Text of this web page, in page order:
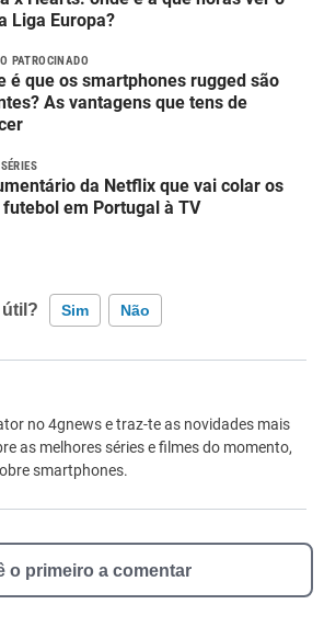
Liga Europa?
PATROCINADO
é que os smartphones rugged são
As vantagens que tens de
da Netflix que vai colar os
em Portugal à TV
Sim Não
informação incorreta
tem a informação que procuro
no 4gnews e traz-te as novidades mais
as melhores séries e filmes do momento,
smartphones.
o primeiro a comentar